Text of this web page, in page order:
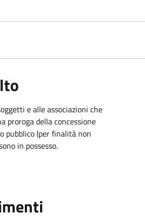
e alle associazioni che
proroga della concessione
pubblico (per finalità non
in possesso.